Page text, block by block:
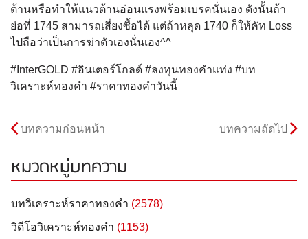
ต้านหรือทำให้แนวต้านอ่อนแรงพร้อมเบรคนั่นเอง ดังนั้นถ้า
ย่อที่ 1745 สามารถเสี่ยงซื้อได้ แต่ถ้าหลุด 1740 ก็ให้คัท Loss
ไปถือว่าเป็นการฆ่าตัวเองนั่นเอง^^
#InterGOLD #อินเตอร์โกลด์ #ลงทุนทองคำแท่ง #บท
วิเคราะห์ทองคำ #ราคาทองคำวันนี้
บทความก่อนหน้า บทความถัดไป
หมวดหมู่บทความ
บทวิเคราะห์ราคาทองคำ (2578)
วิดีโอวิเคราะห์ทองคำ (1153)